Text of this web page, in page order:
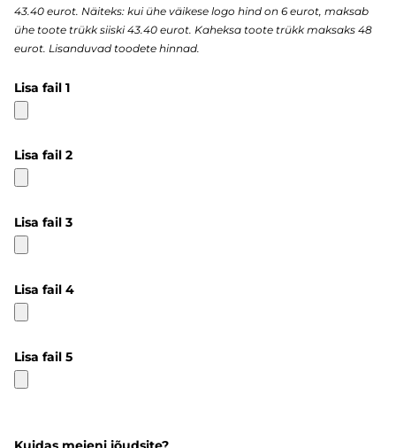
43.40 eurot. Näiteks: kui ühe väikese logo hind on 6 eurot, maksab
ühe toote trükk siiski 43.40 eurot. Kaheksa toote trükk maksaks 48
eurot. Lisanduvad toodete hinnad.
Lisa fail 1
Lisa fail 2
Lisa fail 3
Lisa fail 4
Lisa fail 5